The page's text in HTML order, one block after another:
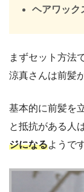
ヘアワック
まずセット方法
涼真さんは前髪
基本的に前髪を
と抵抗がある人
ジになるようで